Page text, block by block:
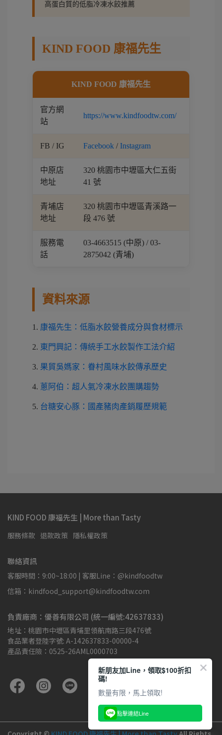
高蛋白質的低脂冷凍水餃推薦
KIND FOOD 康福先生
KIND FOOD 康福先生
官方網
站
https://www.kindfoodtw.com/
FB / IG Facebook /Instagram
中原店
地址
320 桃園市中壢區大仁五街
41 號
青埔店
地址
320 桃園市中壢區青溪路一
段 476 號
服務電
話
03-4663515 (中原) / 03-
2875042 (青埔)
資料來源
1. 康福先生：低脂水餃營養成分與食材標示
2. 東門興記：傳統手工水餃製作工法介紹
3. 果貿吳媽家：眷村風味水餃傳承歷史
4. 蔥阿伯：超人氣冷凍水餃團購趨勢
5. 台糖安心豚：國產豬肉產銷履歷規範
KIND FOOD 康福先生 | More than Tasty
服務條款 退款政策 隱私權政策
聯絡資訊
客服時間：9:00~18:00 | 客服Line：@kindfoodtw
信箱：kindfood_support@kindfoodtw.com
負責廠商：優善有限公司 (統一編號:42637833)
地址：桃園市中壢區青埔里領航南路三段476號
食品業者登陸字號: A-142637833-00000-4
產品責任險：0525-26AML0000703
新朋友加Line，領取$100折扣
碼!
數量有限，馬上領取!
點擊連結Line